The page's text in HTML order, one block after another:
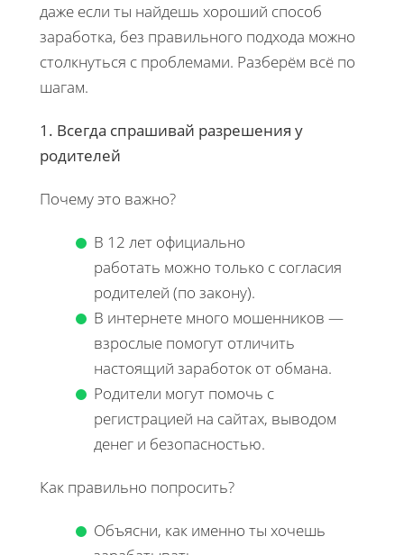
даже если ты найдешь хороший способ
заработка, без правильного подхода можно
столкнуться с проблемами. Разберём всё по
шагам.
1. Всегда спрашивай разрешения у
родителей
Почему это важно?
В 12 лет официально
работать можно только с согласия
родителей (по закону).
В интернете много мошенников —
взрослые помогут отличить
настоящий заработок от обмана.
Родители могут помочь с
регистрацией на сайтах, выводом
денег и безопасностью.
Как правильно попросить?
Объясни, как именно ты хочешь